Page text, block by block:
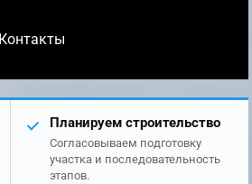
Контакты
Планируем строительство
Согласовываем подготовку
участка и последовательность
этапов.